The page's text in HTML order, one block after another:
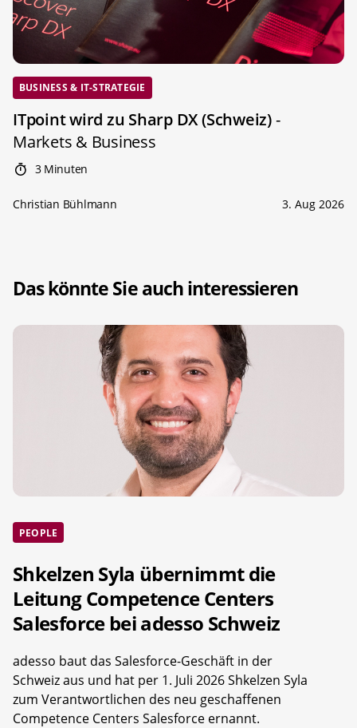
BUSINESS & IT-STRATEGIE
ITpoint wird zu Sharp DX (Schweiz)-
Markets & Business
3 Minuten
Christian Bühlmann 3. Aug 2026
Das könnte Sie auch interessieren
PEOPLE
Shkelzen Syla übernimmt die
Leitung Competence Centers
Salesforce bei adesso Schweiz
adesso baut das Salesforce-Geschäft in der
Schweiz aus und hat per 1. Juli 2026 Shkelzen Syla
zum Verantwortlichen des neu geschaffenen
Competence Centers Salesforce ernannt.